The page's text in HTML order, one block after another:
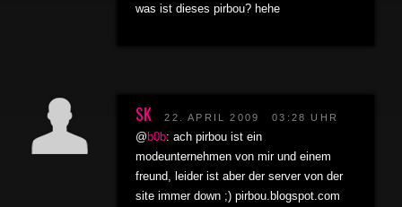
was ist dieses pirbou? hehe
SK 22. APRIL 2009 03:28 UHR
@b0b: ach pirbou ist ein
modeunternehmen von mir und einem
freund, leider ist aber der server von der
site immer down ;) pirbou.blogspot.com